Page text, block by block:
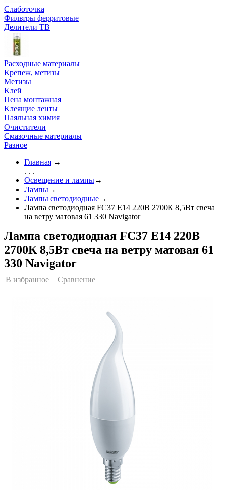
Слаботочка
Фильтры ферритовые
Делители ТВ
Расходные материалы
Крепеж, метизы
Метизы
Клей
Пена монтажная
Клеящие ленты
Паяльная химия
Очистители
Смазочные материалы
Разное
Главная →
. . .
Освещение и лампы→
Лампы→
Лампы светодиодные→
Лампа светодиодная FC37 Е14 220В 2700К 8,5Вт свеча
на ветру матовая 61 330 Navigator
Лампа светодиодная FC37 Е14 220В
2700К 8,5Вт свеча на ветру матовая 61
330 Navigator
В избранное Сравнение